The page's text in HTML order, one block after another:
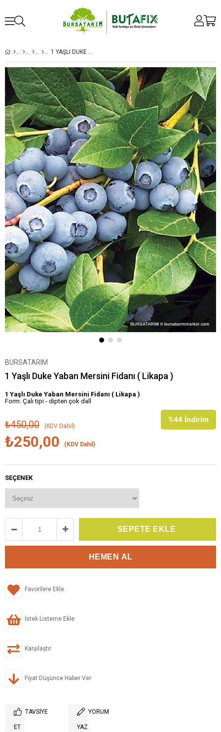
1 YAŞLI DUKE YABAN MERSINI FIDANI ( LIKAPA )
BURSATARIM
1 Yaşlı Duke Yaban Mersini Fidanı ( Likapa )
1 Yaşlı Duke Yaban Mersini Fidanı ( Likapa )
Form: Çalı tipi - dipten çok dall
%44 İndirim
₺450,00 (KDV Dahil)
₺250,00 (KDV Dahil)
SEÇENEK
Favorilere Ekle
İstek Listeme Ekle
Karşılaştır
Fiyat Düşünce Haber Ver
TAVSIYE
ET
YORUM
YAZ